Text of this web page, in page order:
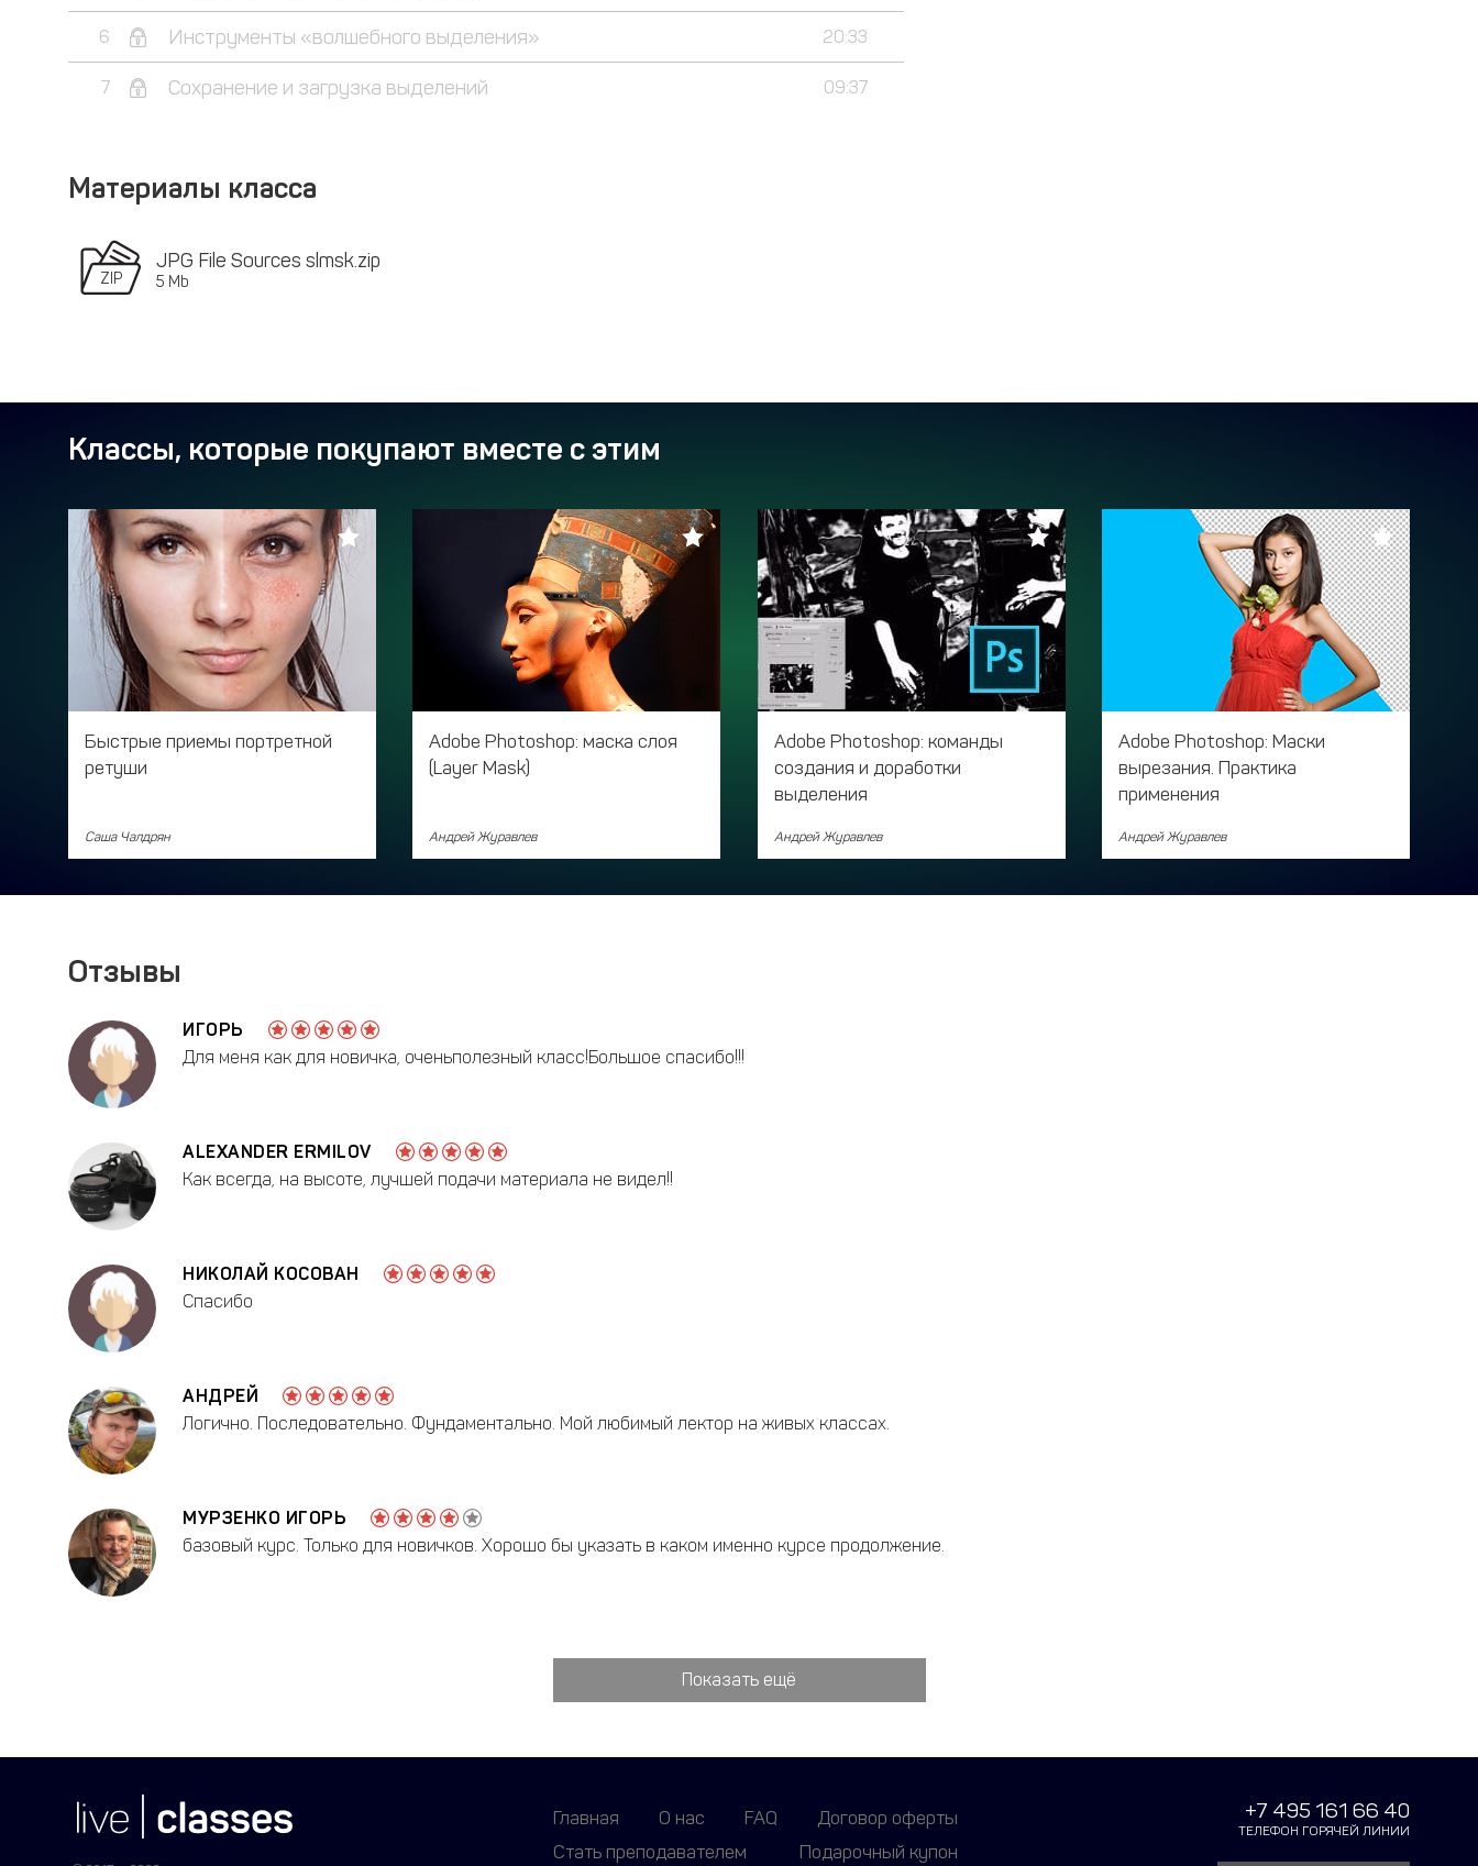
6 Инструменты «волшебного выделения» 20:33
7 Сохранение и загрузка выделений 09:37
Материалы класса
JPG File Sources slmsk.zip
5 Mb
Классы, которые покупают вместе с этим
Быстрые приемы портретной
ретуши
Саша Чалдрян
Adobe Photoshop: маска слоя
(Layer Mask)
Андрей Журавлев
Adobe Photoshop: команды
создания и доработки
выделения
Андрей Журавлев
Adobe Photoshop: Маски
вырезания. Практика
применения
Андрей Журавлев
Отзывы
ИГОРЬ
Для меня как для новичка, оченьполезный класс!Большое спасибо!!!
ALEXANDER ERMILOV
Как всегда, на высоте, лучшей подачи материала не видел!!
НИКОЛАЙ КОСОВАН
Спасибо
АНДРЕЙ
Логично. Последовательно. Фундаментально. Мой любимый лектор на живых классах.
МУРЗЕНКО ИГОРЬ
базовый курс. Только для новичков. Хорошо бы указать в каком именно курсе продолжение.
Показать ещё
Главная О нас FAQ
Договор оферты
Стать преподавателем
Подарочный купон
+7 495 161 66 40
ТЕЛЕФОН ГОРЯЧЕЙ ЛИНИИ